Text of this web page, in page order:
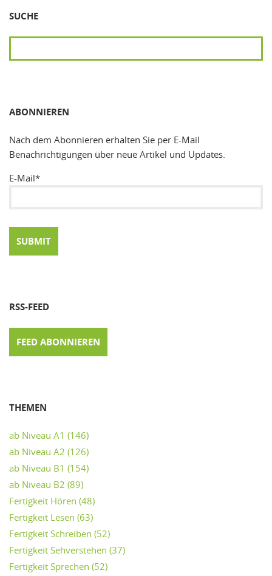
SUCHE
ABONNIEREN
Nach dem Abonnieren erhalten Sie per E-Mail
Benachrichtigungen über neue Artikel und Updates.
E-Mail*
RSS-FEED
FEED ABONNIEREN
THEMEN
ab Niveau A1 (146)
ab Niveau A2 (126)
ab Niveau B1 (154)
ab Niveau B2 (89)
Fertigkeit Hören (48)
Fertigkeit Lesen (63)
Fertigkeit Schreiben (52)
Fertigkeit Sehverstehen (37)
Fertigkeit Sprechen (52)